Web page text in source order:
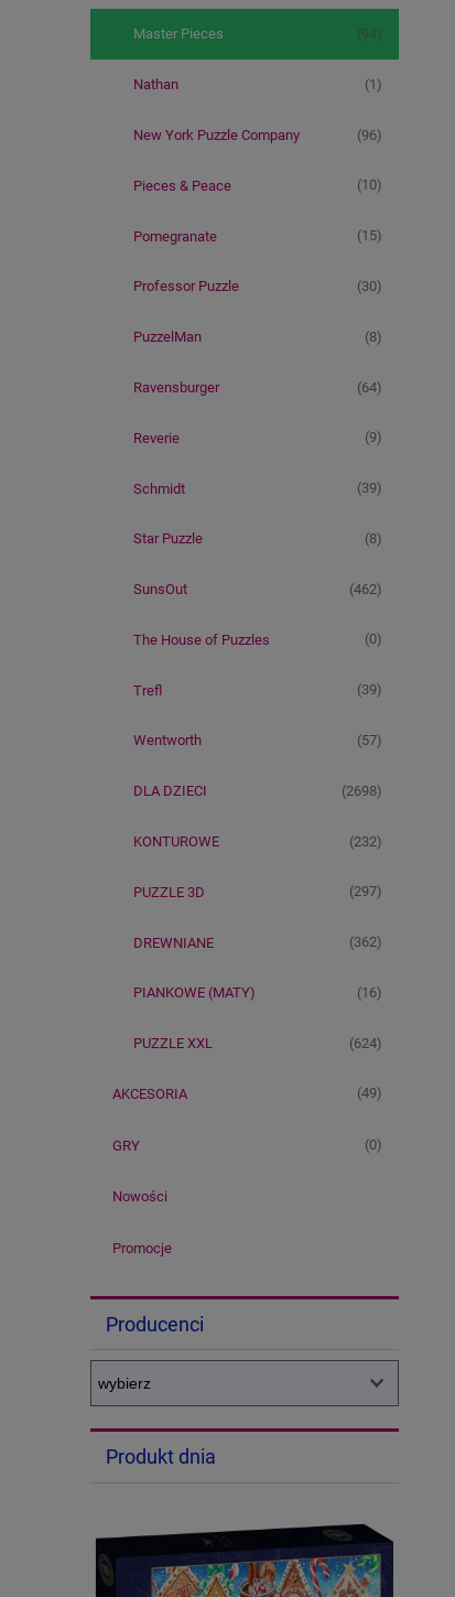
Master Pieces (94)
Nathan (1)
New York Puzzle Company (96)
Pieces & Peace (10)
Pomegranate (15)
Professor Puzzle (30)
PuzzelMan (8)
Ravensburger (64)
Reverie (9)
Schmidt (39)
Star Puzzle (8)
SunsOut (462)
The House of Puzzles (0)
Trefl (39)
Wentworth (57)
DLA DZIECI (2698)
KONTUROWE (232)
PUZZLE 3D (297)
DREWNIANE (362)
PIANKOWE (MATY) (16)
PUZZLE XXL (624)
AKCESORIA (49)
GRY (0)
Nowości
Promocje
Producenci
Produkt dnia